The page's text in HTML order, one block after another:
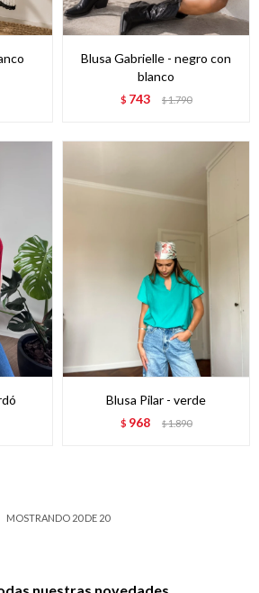
Blusa Gabrielle - negro con
blanco
$ 743 $1.790
Blusa Pilar - verde
$ 968 $1.890
MOSTRANDO 20DE 20
nuestras novedades